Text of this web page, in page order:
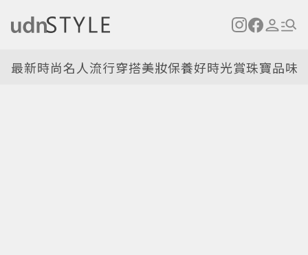
最新時尚名人流行穿搭美妝保養好時光賞珠寶品味